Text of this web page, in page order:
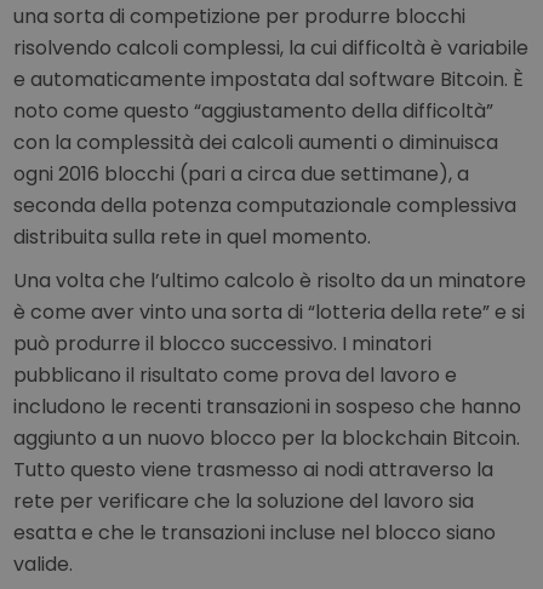
una sorta di competizione per produrre blocchi
risolvendo calcoli complessi, la cui difficoltà è variabile
e automaticamente impostata dal software Bitcoin. È
noto come questo “aggiustamento della difficoltà”
con la complessità dei calcoli aumenti o diminuisca
ogni 2016 blocchi (pari a circa due settimane), a
seconda della potenza computazionale complessiva
distribuita sulla rete in quel momento.
Una volta che l’ultimo calcolo è risolto da un minatore
è come aver vinto una sorta di “lotteria della rete” e si
può produrre il blocco successivo. I minatori
pubblicano il risultato come prova del lavoro e
includono le recenti transazioni in sospeso che hanno
aggiunto a un nuovo blocco per la blockchain Bitcoin.
Tutto questo viene trasmesso ai nodi attraverso la
rete per verificare che la soluzione del lavoro sia
esatta e che le transazioni incluse nel blocco siano
valide.